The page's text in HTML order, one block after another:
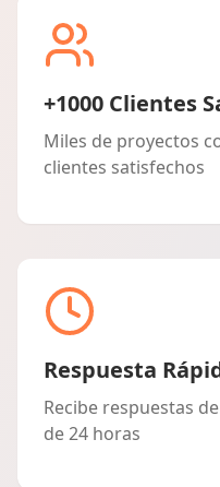
+1000 Clientes
Miles de proyectos
clientes satisfechos
Respuesta
Recibe respuestas
de 24 horas